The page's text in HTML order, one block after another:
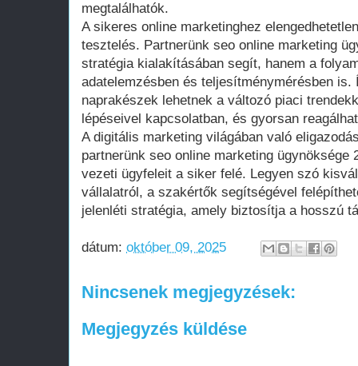
megtalálhatók.
A sikeres online marketinghez
tesztelés. Partnerünk seo online marketing
stratégia kialakításában segít, hanem a
adatelemzésben és teljesítménymérésben is.
naprakészek lehetnek a változó piaci
lépéseivel kapcsolatban, és gyorsan
A digitális marketing világában való
partnerünk seo online marketing ügynöksége
vezeti ügyfeleit a siker felé. Legyen szó
vállalatról, a szakértők segítségével
jelenléti stratégia, amely biztosítja a hosszú
dátum: október 09, 2025
Nincsenek megjegyzések:
Megjegyzés küldése